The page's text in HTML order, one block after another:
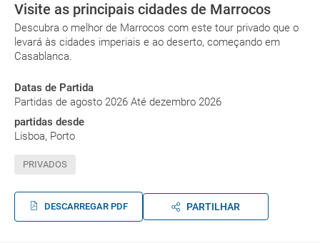
Visite as principais cidades de Marrocos
Descubra o melhor de Marrocos com este tour privado que o
levará às cidades imperiais e ao deserto, começando em
Casablanca.
Datas de Partida
Partidas de agosto 2026 Até dezembro 2026
partidas desde
Lisboa, Porto
PRIVADOS
DESCARREGAR PDF PARTILHAR